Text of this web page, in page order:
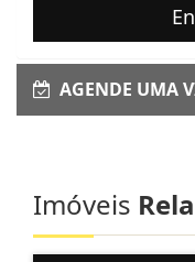
AGENDE UMA
Imóveis